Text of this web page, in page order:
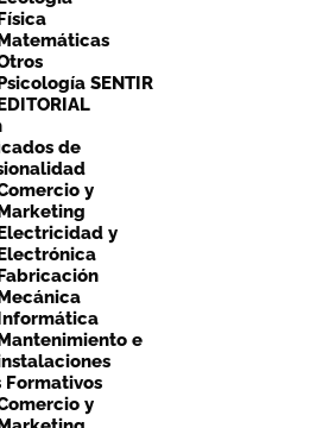
SENTIR
de
y
y
e
Formativos
y